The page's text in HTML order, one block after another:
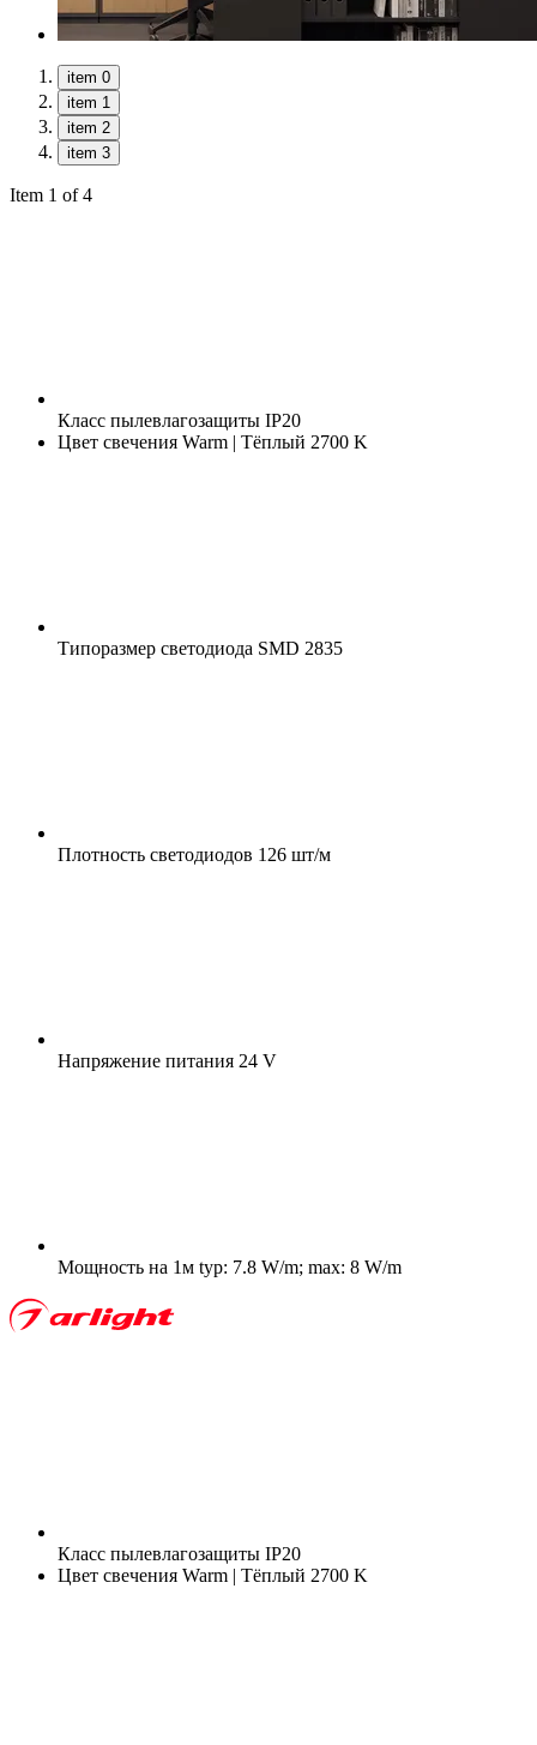
item 0
item 1
item 2
item 3
Item 1 of 4
Класс пылевлагозащиты IP20
Цвет свечения Warm | Тёплый 2700 K
Типоразмер светодиода SMD 2835
Плотность светодиодов 126 шт/м
Напряжение питания 24 V
Мощность на 1м typ: 7.8 W/m; max: 8 W/m
Класс пылевлагозащиты IP20
Цвет свечения Warm | Тёплый 2700 K